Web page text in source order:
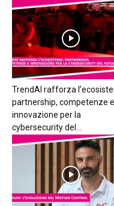
TrendAI rafforza
partnership, competenze e
innovazione per la
cybersecurity del...